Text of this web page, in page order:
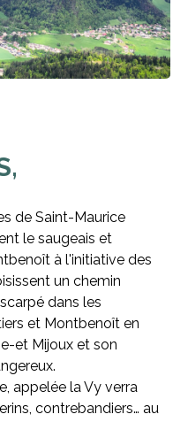
de Saint-Maurice
le saugeais et
à l'initiative des
un chemin
dans les
et Montbenoît en
et Mijoux et son
appelée la Vy verra
contrebandiers… au